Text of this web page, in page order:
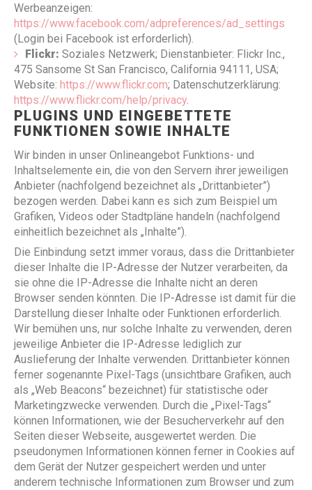
Werbeanzeigen:
https://www.facebook.com/adpreferences/ad_settings
(Login bei Facebook ist erforderlich).
Flickr: Soziales Netzwerk; Dienstanbieter: Flickr Inc.,
475 Sansome St San Francisco, California 94111, USA;
Website: https://www.flickr.com; Datenschutzerklärung:
https://www.flickr.com/help/privacy.
PLUGINS UND EINGEBETTETE
FUNKTIONEN SOWIE INHALTE
Wir binden in unser Onlineangebot Funktions- und
Inhaltselemente ein, die von den Servern ihrer jeweiligen
Anbieter (nachfolgend bezeichnet als „Drittanbieter”)
bezogen werden. Dabei kann es sich zum Beispiel um
Grafiken, Videos oder Stadtpläne handeln (nachfolgend
einheitlich bezeichnet als „Inhalte”).
Die Einbindung setzt immer voraus, dass die Drittanbieter
dieser Inhalte die IP-Adresse der Nutzer verarbeiten, da
sie ohne die IP-Adresse die Inhalte nicht an deren
Browser senden könnten. Die IP-Adresse ist damit für die
Darstellung dieser Inhalte oder Funktionen erforderlich.
Wir bemühen uns, nur solche Inhalte zu verwenden, deren
jeweilige Anbieter die IP-Adresse lediglich zur
Auslieferung der Inhalte verwenden. Drittanbieter können
ferner sogenannte Pixel-Tags (unsichtbare Grafiken, auch
als „Web Beacons“ bezeichnet) für statistische oder
Marketingzwecke verwenden. Durch die „Pixel-Tags“
können Informationen, wie der Besucherverkehr auf den
Seiten dieser Webseite, ausgewertet werden. Die
pseudonymen Informationen können ferner in Cookies auf
dem Gerät der Nutzer gespeichert werden und unter
anderem technische Informationen zum Browser und zum